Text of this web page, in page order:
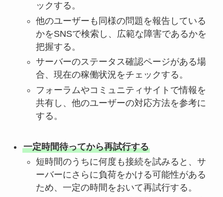
ックする。
他のユーザーも同様の問題を報告している
かをSNSで検索し、広範な障害であるかを
把握する。
サーバーのステータス確認ページがある場
合、現在の稼働状況をチェックする。
フォーラムやコミュニティサイトで情報を
共有し、他のユーザーの対応方法を参考に
する。
一定時間待ってから再試行する
短時間のうちに何度も接続を試みると、サ
ーバーにさらに負荷をかける可能性がある
ため、一定の時間をおいて再試行する。